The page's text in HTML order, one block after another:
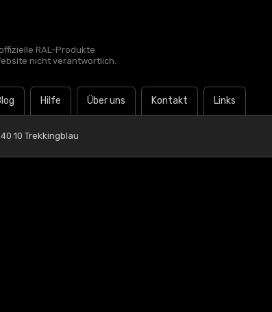
RAL-Produkte
nicht verantwortlich.
Hilfe Über uns Kontakt Links
10 Trekkingblau